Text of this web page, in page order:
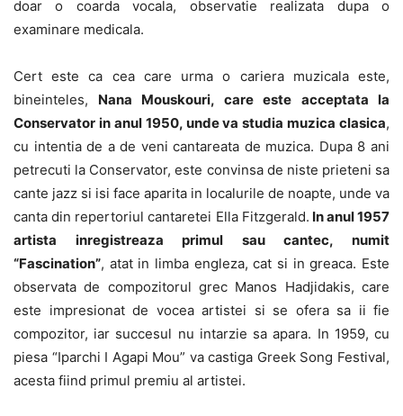
doar o coarda vocala, observatie realizata dupa o
examinare medicala.
Cert este ca cea care urma o cariera muzicala este,
bineinteles, Nana Mouskouri, care este acceptata la
Conservator in anul 1950, unde va studia muzica clasica,
cu intentia de a de veni cantareata de muzica. Dupa 8 ani
petrecuti la Conservator, este convinsa de niste prieteni sa
cante jazz si isi face aparita in localurile de noapte, unde va
canta din repertoriul cantaretei Ella Fitzgerald. In anul 1957
artista inregistreaza primul sau cantec, numit
“Fascination”, atat in limba engleza, cat si in greaca. Este
observata de compozitorul grec Manos Hadjidakis, care
este impresionat de vocea artistei si se ofera sa ii fie
compozitor, iar succesul nu intarzie sa apara. In 1959, cu
piesa “Iparchi I Agapi Mou” va castiga Greek Song Festival,
acesta fiind primul premiu al artistei.